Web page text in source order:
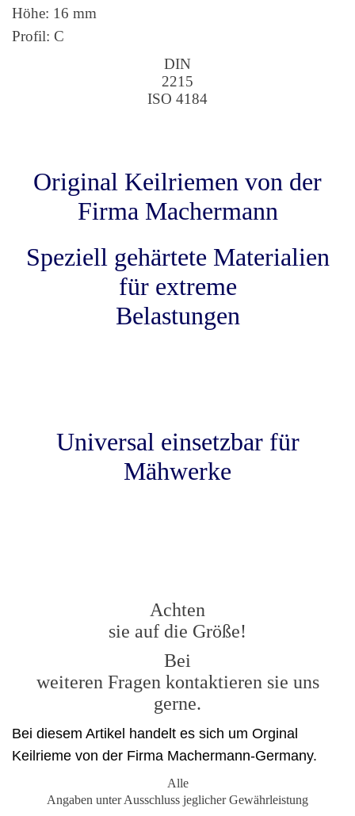
Höhe: 16 mm
Profil: C
DIN
2215
ISO 4184
Original Keilriemen von der
Firma Machermann
Speziell gehärtete Materialien
für extreme
Belastungen
Universal einsetzbar für
Mähwerke
Achten
sie auf die Größe!
Bei
weiteren Fragen kontaktieren sie uns
gerne.
Bei diesem Artikel handelt es sich um Orginal
Keilrieme von der Firma Machermann-Germany.
Alle
Angaben unter Ausschluss jeglicher Gewährleistung